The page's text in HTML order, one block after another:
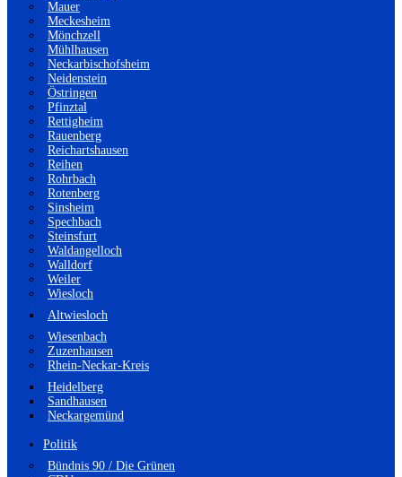
Mauer
Meckesheim
Mönchzell
Mühlhausen
Neckarbischofsheim
Neidenstein
Östringen
Pfinztal
Rettigheim
Rauenberg
Reichartshausen
Reihen
Rohrbach
Rotenberg
Sinsheim
Spechbach
Steinsfurt
Waldangelloch
Walldorf
Weiler
Wiesloch
Altwiesloch
Wiesenbach
Zuzenhausen
Rhein-Neckar-Kreis
Heidelberg
Sandhausen
Neckargemünd
Politik
Bündnis 90 / Die Grünen